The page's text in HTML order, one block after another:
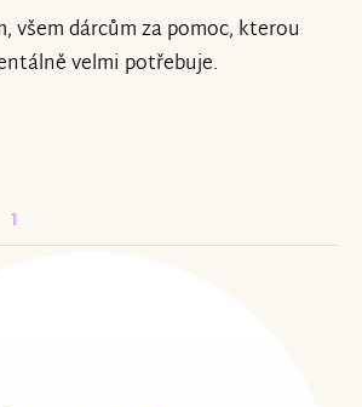
všem dárcům za pomoc, kterou
velmi potřebuje.
1